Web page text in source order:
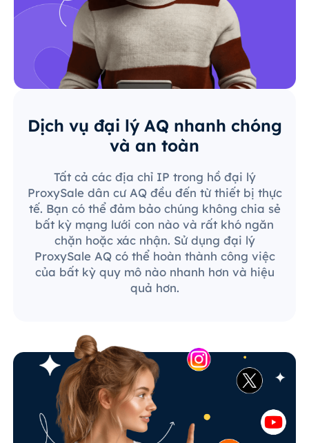
Dịch vụ đại lý AQ nhanh chóng
và an toàn
Tất cả các địa chỉ IP trong hồ đại lý
ProxySale dân cư AQ đều đến từ thiết bị thực
tế. Bạn có thể đảm bảo chúng không chia sẻ
bất kỳ mạng lưới con nào và rất khó ngăn
chặn hoặc xác nhận. Sử dụng đại lý
ProxySale AQ có thể hoàn thành công việc
của bất kỳ quy mô nào nhanh hơn và hiệu
quả hơn.